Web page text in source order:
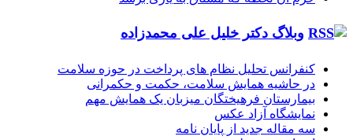
وبلاگ دکتر خلیل علی محمدزاده
کنفرانس تحلیل نظام های پرداخت در حوزه سلامت
در حاشیه همایش سلامت، حکمت و حکمرانی
بیمارستان فرهیختگان میزبان یک همایش مهم
نمایشگاه آزاد عکس
سه مقاله جدید از پایان نامه